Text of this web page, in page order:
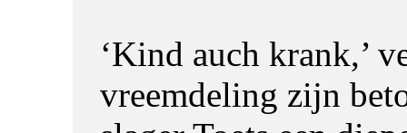
‘Kind auch krank,’
vreemdeling zijn